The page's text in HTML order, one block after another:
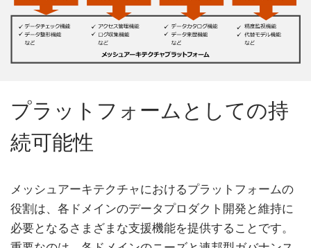
プラットフォームとしての持
続可能性
メッシュアーキテクチャにおけるプラットフォームの
役割は、各ドメインのデータプロダクト開発と維持に
必要となるさまざまな支援機能を提供することです。